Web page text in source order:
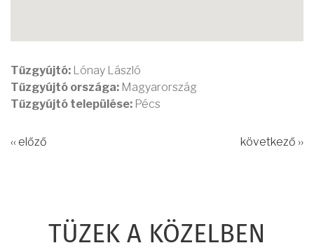
Tűzgyújtó: Lónay László
Tűzgyújtó országa: Magyarország
Tűzgyújtó települése: Pécs
‹‹ előző következő ››
TÜZEK A KÖZELBEN